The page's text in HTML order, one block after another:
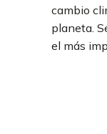
cambio
planeta.
el más